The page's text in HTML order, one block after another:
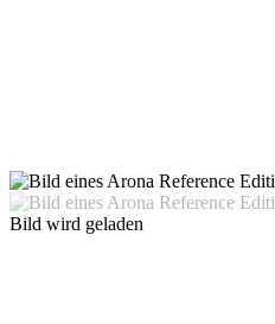
Bild wird geladen